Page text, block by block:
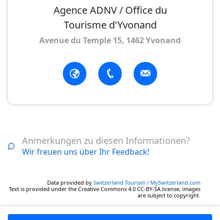
Agence ADNV / Office du
Tourisme d'Yvonand
Avenue du Temple 15, 1462 Yvonand
Anmerkungen zu diesen Informationen?
Wir freuen uns über Ihr Feedback!
Data provided by Switzerland Tourism / MySwitzerland.com
Text is provided under the Creative Commons 4.0 CC-BY-SA license, images
are subject to copyright.